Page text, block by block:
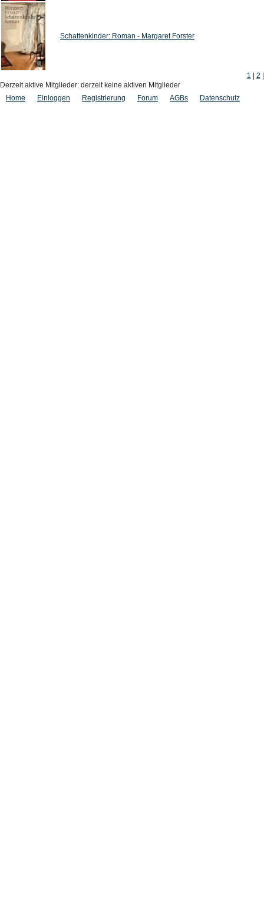
1 2
Schattenkinder: Roman - Margaret Forster
Derzeit aktive Mitglieder: derzeit keine aktiven Mitglieder
Home
Einloggen Registrierung Forum AGBs Datenschutz